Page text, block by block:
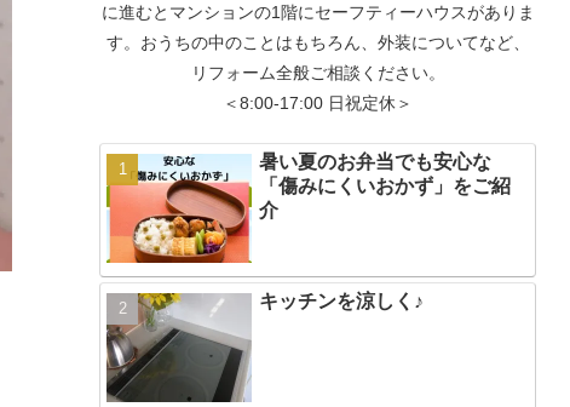
に進むとマンションの1階にセーフティーハウスがありま
す。おうちの中のことはもちろん、外装についてなど、
リフォーム全般ご相談ください。
＜8:00-17:00 日祝定休＞
暑い夏のお弁当でも安心な
「傷みにくいおかず」をご紹
介
キッチンを涼しく♪